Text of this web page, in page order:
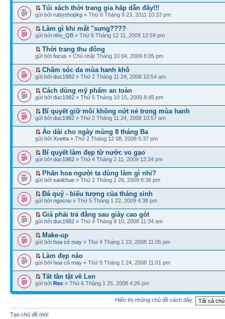
Túi xách thời trang gia hấp dẫn đây!!!
gửi bởi rubyshopkg » Thứ 6 Tháng 9 23, 2011 10:33 pm
Làm gì khi mắt "sưng????
gửi bởi nho_QB » Thứ 6 Tháng 12 11, 2009 12:59 pm
Thời trang thu đông
gửi bởi focus » Chủ nhật Tháng 10 04, 2009 8:05 pm
Chăm sóc da mùa hanh khô
gửi bởi duc1982 » Thứ 2 Tháng 11 24, 2008 10:54 am
Cách dùng mỹ phẩm an toàn
gửi bởi duc1982 » Thứ 5 Tháng 10 15, 2009 8:45 pm
Bí quyết giữ môi không nứt nẻ trong mùa hanh
gửi bởi duc1982 » Thứ 2 Tháng 11 24, 2008 10:57 am
Áo dài cho ngày mùng 8 tháng Ba
gửi bởi Xvetta » Thứ 2 Tháng 12 08, 2008 5:37 pm
Bí quyết làm đẹp từ nước vo gạo
gửi bởi duc1982 » Thứ 4 Tháng 2 11, 2009 12:34 pm
Phấn hoa người ta dùng làm gì nhỉ?
gửi bởi saokhue » Thứ 2 Tháng 1 26, 2009 8:36 pm
Đá quý - biểu tượng của tháng sinh
gửi bởi ngocnu » Thứ 5 Tháng 1 22, 2009 4:38 pm
Giá phải trả đằng sau giày cao gót
gửi bởi duc1982 » Thứ 4 Tháng 9 10, 2008 11:34 am
Make-up
gửi bởi hoa cỏ may » Thứ 4 Tháng 1 23, 2008 11:05 pm
Làm đẹp nào
gửi bởi hoa cỏ may » Thứ 5 Tháng 1 24, 2008 11:01 pm
Tất tần tật về Len
gửi bởi Rec » Thứ 6 Tháng 1 25, 2008 4:26 pm
Hiển thị những chủ đề cách đây:
Tạo chủ đề mới